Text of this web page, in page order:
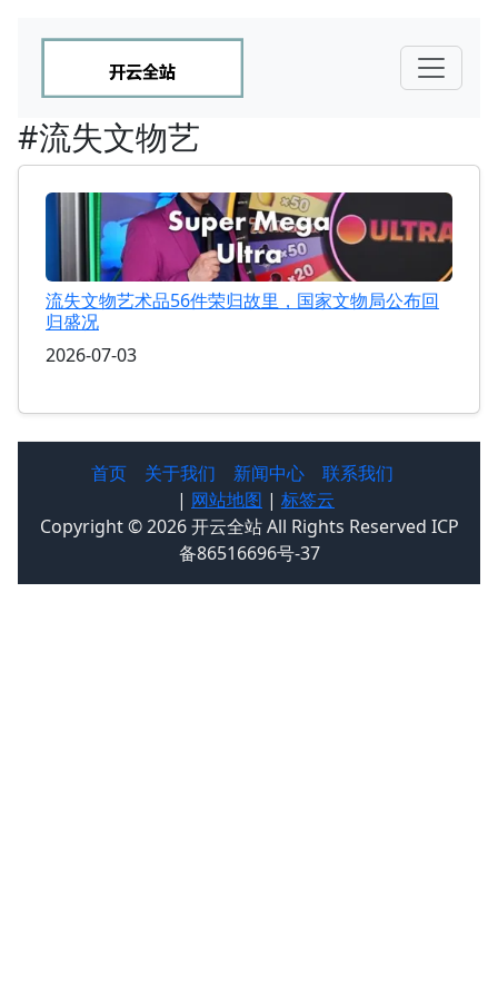
#流失文物艺
流失文物艺术品56件荣归故里，国家文物局公布回
归盛况
2026-07-03
首页 关于我们 新闻中心
联系我们
| 网站地图 | 标签云
Copyright © 2026 开云全站 All Rights Reserved ICP
备86516696号-37